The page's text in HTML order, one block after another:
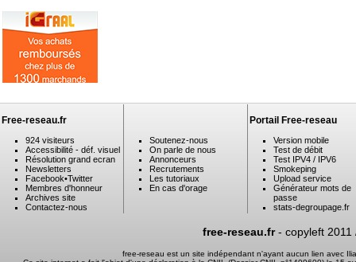
Free-reseau.fr
924 visiteurs
Accessibilité - déf. visuel
Résolution grand ecran
Newsletters
Facebook•Twitter
Membres d'honneur
Archives site
Contactez-nous
Soutenez-nous
On parle de nous
Annonceurs
Recrutements
Les tutoriaux
En cas d'orage
Portail Free-reseau
Version mobile
Test de débit
Test IPV4 / IPV6
Smokeping
Upload service
Générateur mots de
passe
stats-degroupage.fr
free-reseau.fr- copyleft 2011
free-reseau est un site indépendant n'ayant aucun lien avec